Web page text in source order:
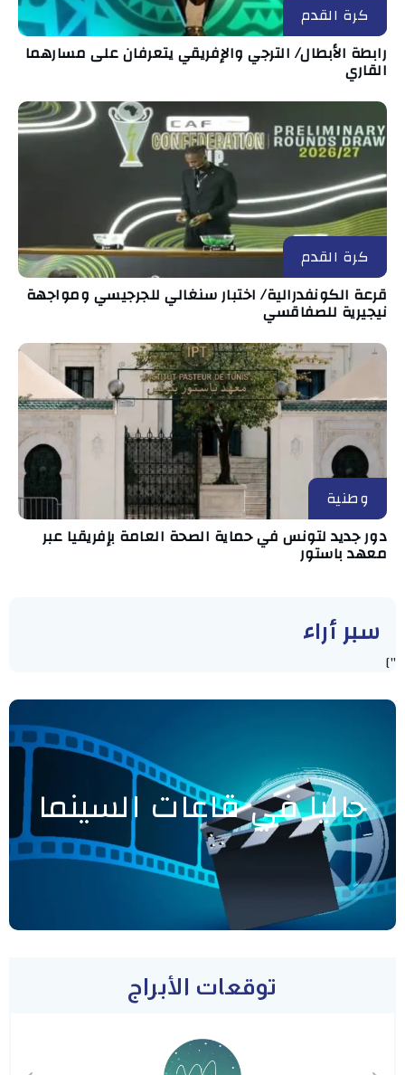
كرة القدم
رابطة الأبطال/ الترجي والإفريقي يتعرفان على مسارهما
القاري
كرة القدم
قرعة الكونفدرالية/ اختبار سنغالي للجرجيسي ومواجهة
نيجيرية للصفاقسي
وطنية
دور جديد لتونس في حماية الصحة العامة بإفريقيا عبر
معهد باستور
سبر أراء
"]
حاليا في قاعات السينما
توقعات الأبراج